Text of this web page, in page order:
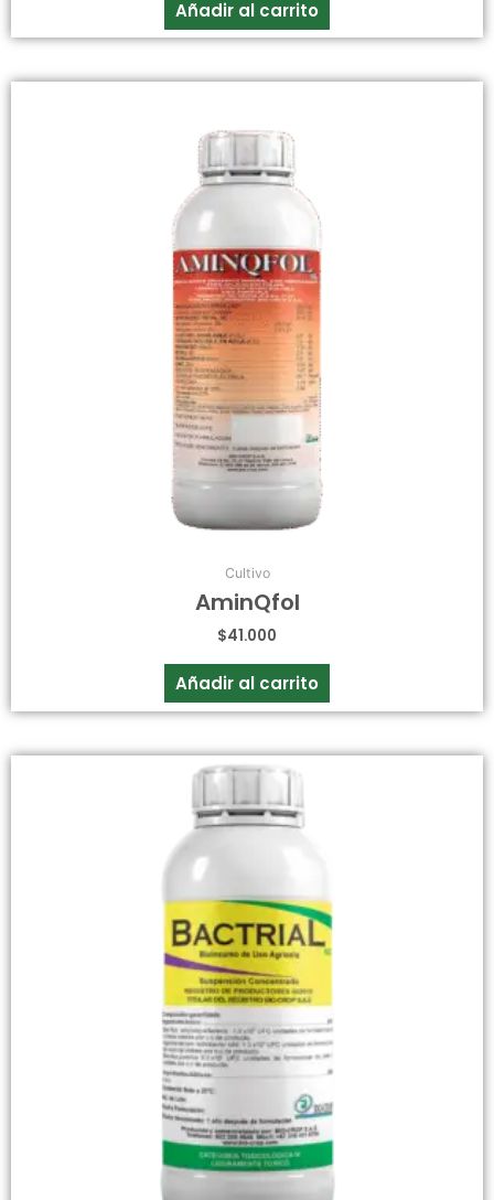
Añadir al carrito
Cultivo
AminQfol
$41.000
Añadir al carrito